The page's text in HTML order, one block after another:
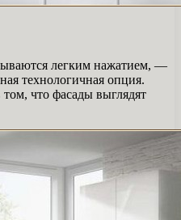
легким нажатием, —
технологичная опция.
что фасады выглядят